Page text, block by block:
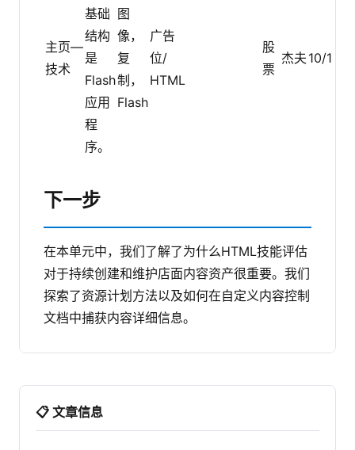
主页—
技术
基础
结构
是
Flash
应用
程
序。
图
像，
复
制，
Flash
广告
位/
HTML
股
票
杰夫 10/1
下一步
在本单元中，我们了解了为什么HTML技能评估
对于持续创建和维护店面内容资产很重要。我们
探索了资源计划方法以及如何在自定义内容控制
文档中捕获内容详细信息。
📋 文章信息